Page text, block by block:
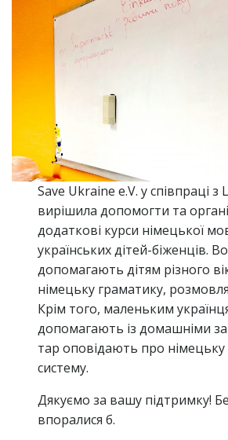
Save Ukraine e.V. у співпраці з
вирішила допомогти та
додаткові курси німецької
українських дітей-біженців.
допомагають дітям різного
німецьку граматику,
Крім того, маленьким
допомагають із домашніми
тар оповідають про німецьку
систему.
Дякуємо за вашу підтримку!
впоралися б.